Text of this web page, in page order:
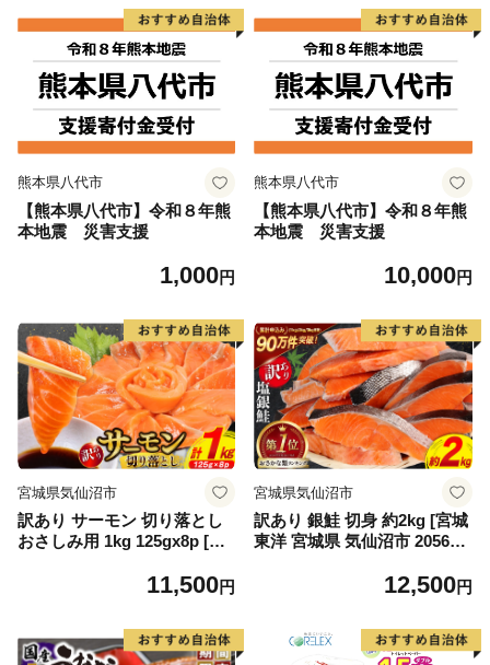
熊本県八代市
【熊本県八代市】令和８年熊
本地震 災害支援
1,000円
熊本県八代市
【熊本県八代市】令和８年熊
本地震 災害支援
10,000円
宮城県気仙沼市
訳あり サーモン 切り落とし
おさしみ用 1kg 125gx8p [足
4313] 魚 魚介類 鮭 お刺し身
介
11,500円
宮城県気仙沼市
訳あり 銀鮭 切身 約2kg [宮城
東洋 宮城県 気仙沼市 205649
格外 不揃い さけ サケ 鮭切身
切り身 魚 わけあり
12,500円